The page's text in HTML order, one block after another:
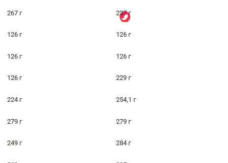
267 г 237 г
126 г 126 г
126 г 126 г
126 г 229 г
224 г 254,1 г
279 г 279 г
249 г 284 г